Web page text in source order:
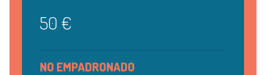
50 €
NO EMPADRONADO